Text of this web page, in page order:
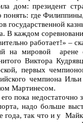
дом: президент
где
государственной
В каждом
работает!» –
на мировой арене
Виктора
первых
чемпиона
Мартинесом.
пока недостаточно
надо больше
года, так что и у